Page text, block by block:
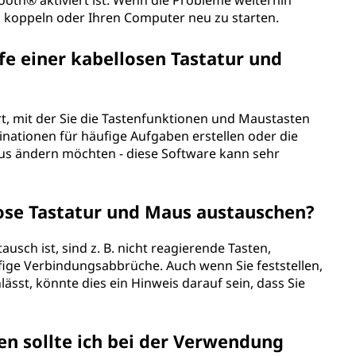
oder Ihren Computer neu zu starten.
einer kabellosen Tastatur und
mit der Sie die Tastenfunktionen und Maustasten
für häufige Aufgaben erstellen oder die
ändern möchten - diese Software kann sehr
Tastatur und Maus austauschen?
ist, sind z. B. nicht reagierende Tasten,
Verbindungsabbrüche. Auch wenn Sie feststellen,
könnte dies ein Hinweis darauf sein, dass Sie
sollte ich bei der Verwendung